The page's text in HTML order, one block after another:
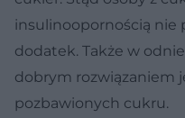
insulinoopornością nie
dodatek. Także w
dobrym rozwiązaniem
pozbawionych cukru.